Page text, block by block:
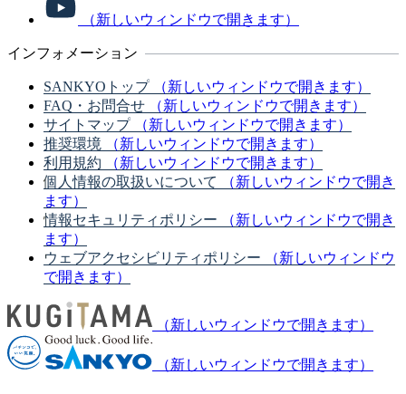
（新しいウィンドウで開きます）
インフォメーション
SANKYOトップ
（新しいウィンドウで開きます）
FAQ・お問合せ
（新しいウィンドウで開きます）
サイトマップ
（新しいウィンドウで開きます）
推奨環境
（新しいウィンドウで開きます）
利用規約
（新しいウィンドウで開きます）
個人情報の取扱いについて
（新しいウィンドウで開き
ます）
情報セキュリティポリシー
（新しいウィンドウで開き
ます）
ウェブアクセシビリティポリシー
（新しいウィンドウ
で開きます）
（新しいウィンドウで開きます）
（新しいウィンドウで開きます）